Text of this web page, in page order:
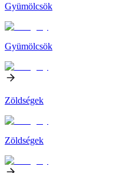
Gyümölcsök
Gyümölcsök
Zöldségek
Zöldségek